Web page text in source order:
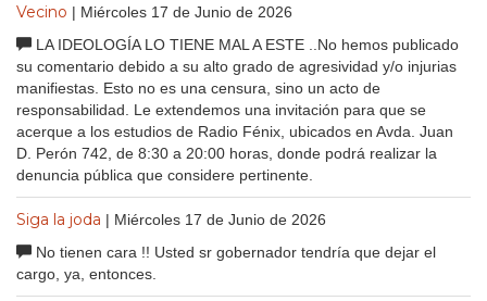
Vecino | Miércoles 17 de Junio de 2026
LA IDEOLOGÍA LO TIENE MAL A ESTE ..No hemos publicado
su comentario debido a su alto grado de agresividad y/o injurias
manifiestas. Esto no es una censura, sino un acto de
responsabilidad. Le extendemos una invitación para que se
acerque a los estudios de Radio Fénix, ubicados en Avda. Juan
D. Perón 742, de 8:30 a 20:00 horas, donde podrá realizar la
denuncia pública que considere pertinente.
Siga la joda | Miércoles 17 de Junio de 2026
No tienen cara !! Usted sr gobernador tendría que dejar el
cargo, ya, entonces.